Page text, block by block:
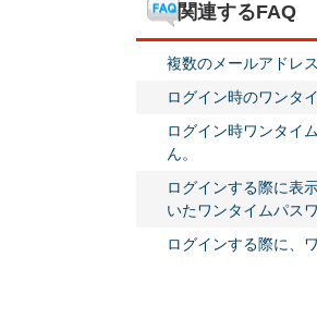
関連するFAQ
複数のメールアドレ
ログイン時のワンタ
ログイン時ワンタイ
ん。
ログインする際に表
いたワンタイムパス
ログインする際に、